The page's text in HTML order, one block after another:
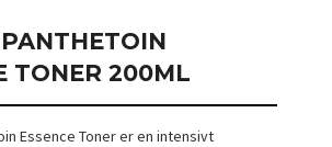
TONER 200ML
Essence Toner er en intensivt